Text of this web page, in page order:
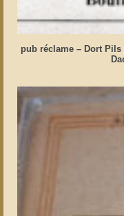
pub réclame – Dort Pils